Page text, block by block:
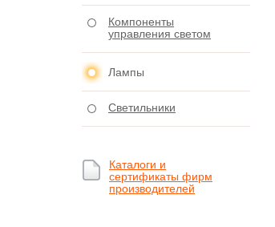
Компоненты
управления светом
Лампы
Светильники
Каталоги и
сертификаты фирм
производителей